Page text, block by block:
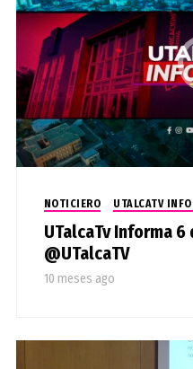
NOTICIERO UTALCATV
UTalcaTv Informa 6
@UTalcaTV
10 meses ago